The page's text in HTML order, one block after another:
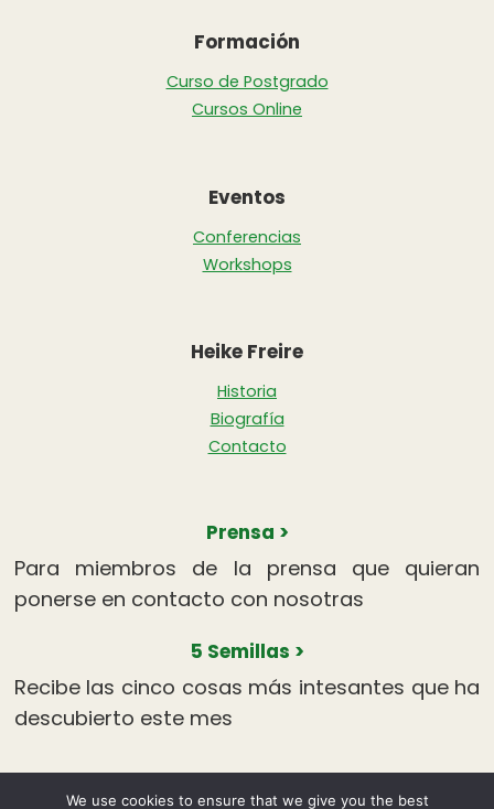
Formación
Curso de Postgrado
Cursos Online
Eventos
Conferencias
Workshops
Heike Freire
Historia
Biografía
Contacto
Prensa >
Para miembros de la prensa que quieran
ponerse en contacto con nosotras
5 Semillas >
Recibe las cinco cosas más intesantes que ha
descubierto este mes
Aviso Legal Políticas de Privacidad
Política de Cookies
We use cookies to ensure that we give you the best